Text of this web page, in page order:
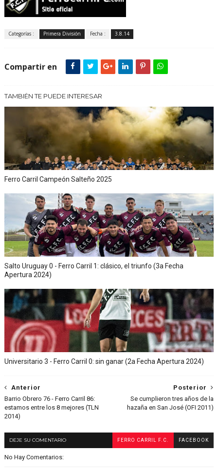
Categorías : Primera División Fecha : 3.8.14
Compartir en
TAMBIÉN TE PUEDE INTERESAR
Ferro Carril Campeón Salteño 2025
Salto Uruguay 0 - Ferro Carril 1: clásico, el triunfo (3a Fecha
Apertura 2024)
Universitario 3 - Ferro Carril 0: sin ganar (2a Fecha Apertura 2024)
Posterior
Se cumplieron tres años de la
hazaña en San José (OFI 2011)
Anterior
Barrio Obrero 76 - Ferro Carril 86:
estamos entre los 8 mejores (TLN
2014)
DEJE SU COMENTARIO FERRO CARRIL F.C. FACEBOOK
No Hay Comentarios: